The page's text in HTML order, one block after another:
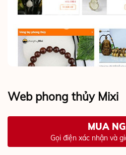
Web phong thủy Mixi
MUA
Gọi điện xác nhận và